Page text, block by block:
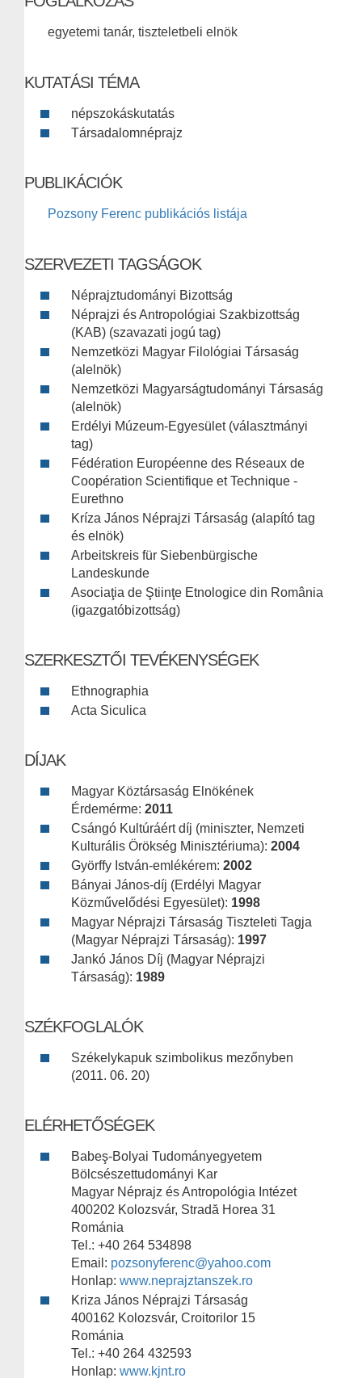
egyetemi tanár, tiszteletbeli elnök
KUTATÁSI TÉMA
népszokáskutatás
Társadalomnéprajz
PUBLIKÁCIÓK
Pozsony Ferenc publikációs listája
SZERVEZETI TAGSÁGOK
Néprajztudományi Bizottság
Néprajzi és Antropológiai Szakbizottság
(KAB) (szavazati jogú tag)
Nemzetközi Magyar Filológiai Társaság
(alelnök)
Nemzetközi Magyarságtudományi Társaság
(alelnök)
Erdélyi Múzeum-Egyesület (választmányi
tag)
Fédération Européenne des Réseaux de
Coopération Scientifique et Technique -
Eurethno
Kríza János Néprajzi Társaság (alapító tag
és elnök)
Arbeitskreis für Siebenbürgische
Landeskunde
Asociaţia de Ştiinţe Etnologice din România
(igazgatóbizottság)
SZERKESZTŐI TEVÉKENYSÉGEK
Ethnographia
Acta Siculica
DÍJAK
Magyar Köztársaság Elnökének
Érdemérme: 2011
Csángó Kultúráért díj (miniszter, Nemzeti
Kulturális Örökség Minisztériuma): 2004
Györffy István-emlékérem: 2002
Bányai János-díj (Erdélyi Magyar
Közművelődési Egyesület): 1998
Magyar Néprajzi Társaság Tiszteleti Tagja
(Magyar Néprajzi Társaság): 1997
Jankó János Díj (Magyar Néprajzi
Társaság): 1989
SZÉKFOGLALÓK
Székelykapuk szimbolikus mezőnyben
(2011. 06. 20)
ELÉRHETŐSÉGEK
Babeş-Bolyai Tudományegyetem
Bölcsészettudományi Kar
Magyar Néprajz és Antropológia Intézet
400202 Kolozsvár, Stradă Horea 31
Románia
Tel.: +40 264 534898
Email: pozsonyferenc@yahoo.com
Honlap: www.neprajztanszek.ro
Kriza János Néprajzi Társaság
400162 Kolozsvár, Croitorilor 15
Románia
Tel.: +40 264 432593
Honlap: www.kjnt.ro